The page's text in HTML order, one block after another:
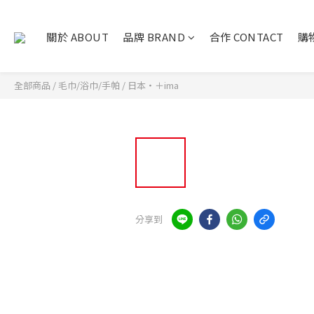
關於 ABOUT 品牌 BRAND 合作 CONTACT 購
全部商品 /毛巾/浴巾/手帕 / 日本・＋ima
分享到